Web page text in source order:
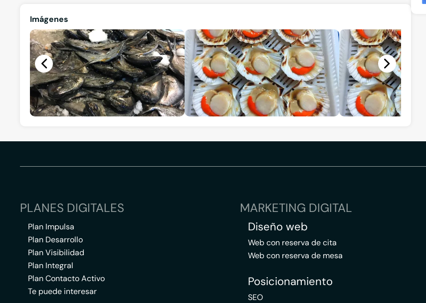
Imágenes
PLANES DIGITALES
Plan Impulsa
Plan Desarrollo
Plan Visibilidad
Plan Integral
Plan Contacto Activo
Te puede interesar
MARKETING DIGITAL
Diseño web
Web con reserva de cita
Web con reserva de mesa
Posicionamiento
SEO